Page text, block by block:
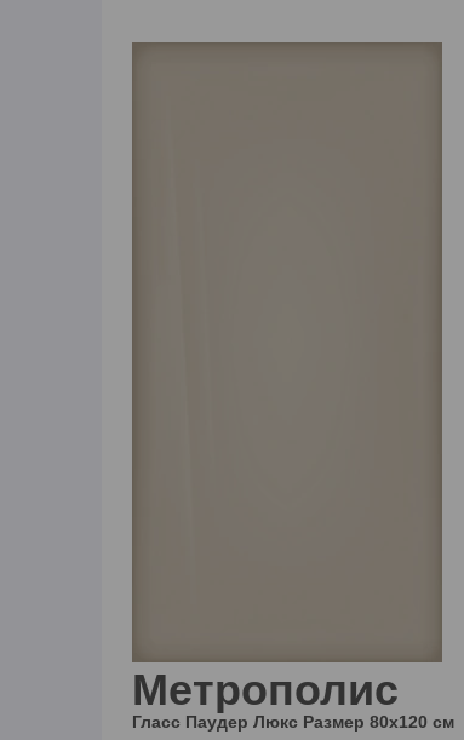
Метрополис
Гласс Паудер Люкс Размер 80x120 см